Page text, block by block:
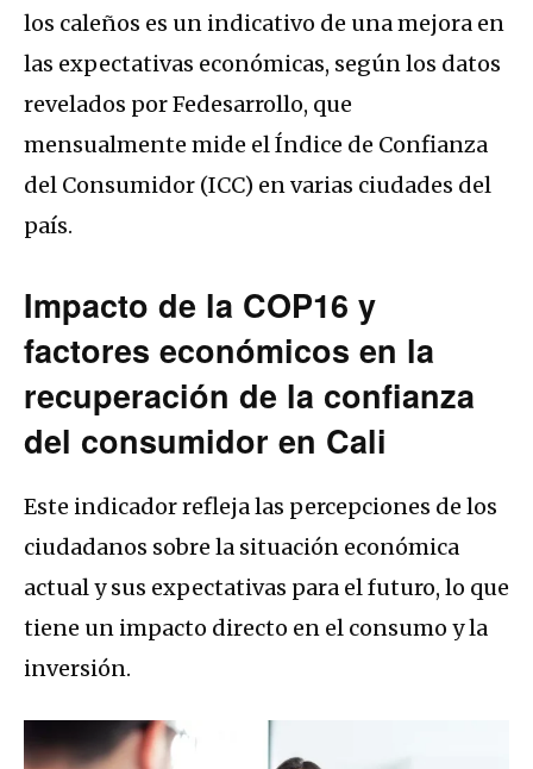
los caleños es un indicativo de una mejora en
las expectativas económicas, según los datos
revelados por Fedesarrollo, que
mensualmente mide el Índice de Confianza
del Consumidor (ICC) en varias ciudades del
país.
Impacto de la COP16 y
factores económicos en la
recuperación de la confianza
del consumidor en Cali
Este indicador refleja las percepciones de los
ciudadanos sobre la situación económica
actual y sus expectativas para el futuro, lo que
tiene un impacto directo en el consumo y la
inversión.